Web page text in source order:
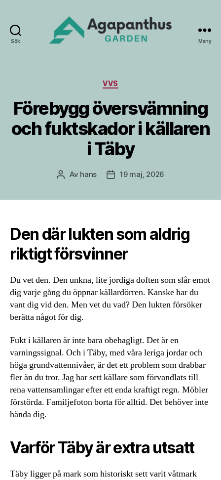
Sök Meny
Kategorier
VVS
Förebygg översvämning
och fuktskador i källaren
i Täby
Inläggsförfattare
Av hans Inläggsdatum
19 maj, 2026
Den där lukten som aldrig
riktigt försvinner
Du vet den. Den unkna, lite jordiga doften som slår emot
dig varje gång du öppnar källardörren. Kanske har du
vant dig vid den. Men vet du vad? Den lukten försöker
berätta något för dig.
Fukt i källaren är inte bara obehagligt. Det är en
varningssignal. Och i Täby, med våra leriga jordar och
höga grundvattennivåer, är det ett problem som drabbar
fler än du tror. Jag har sett källare som förvandlats till
rena vattensamlingar efter ett enda kraftigt regn. Möbler
förstörda. Familjefoton borta för alltid. Det behöver inte
hända dig.
Varför Täby är extra utsatt
Täby ligger på mark som historiskt sett varit våtmark